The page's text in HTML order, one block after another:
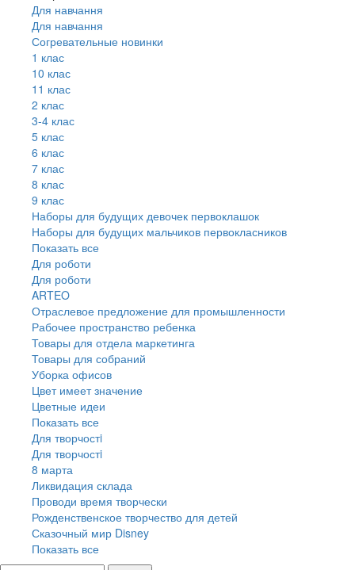
Для навчання
Для навчання
Согревательные новинки
1 клас
10 клас
11 клас
2 клас
3-4 клас
5 клас
6 клас
7 клас
8 клас
9 клас
Наборы для будущих девочек первоклашок
Наборы для будущих мальчиков первокласников
Показать все
Для роботи
Для роботи
ARTEO
Отраслевое предложение для промышленности
Рабочее пространство ребенка
Товары для отдела маркетинга
Товары для собраний
Уборка офисов
Цвет имеет значение
Цветные идеи
Показать все
Для творчостi
Для творчостi
8 марта
Ликвидация склада
Проводи время творчески
Рожденственское творчество для детей
Сказочный мир Disney
Показать все